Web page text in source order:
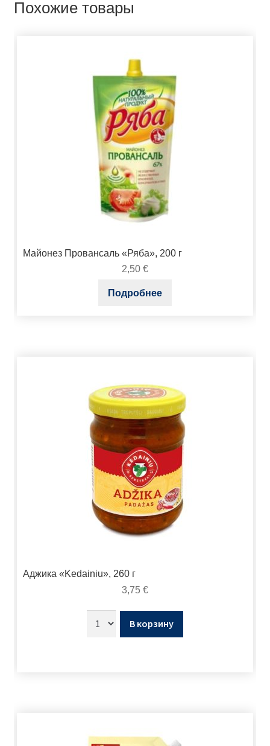
Похожие товары
Майонез Провансаль «Ряба», 200 г
2,50 €
Подробнее
Аджика «Kedainiu», 260 г
3,75 €
В корзину